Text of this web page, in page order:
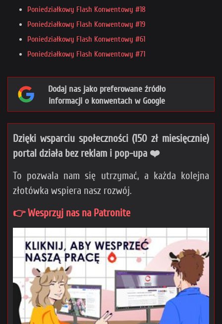
Poniedziałkowy Flash Konwentowy #18
Poniedziałkowy Flash Konwentowy #19
Poniedziałkowy Flash Konwentowy #61
Poniedziałkowy Flash Konwentowy #71
Dodaj nas jako preferowane źródło
informacji o konwentach w Google
Dzięki wsparciu społeczności (150 zł miesięcznie)
portal działa bez reklam i pop-upa ❤️
To pozwala nam się utrzymać, a każda kolejna
złotówka wspiera nasz rozwój.
👉 Wesprzyj nas na Patronite